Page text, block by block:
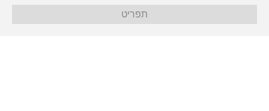
תפריט